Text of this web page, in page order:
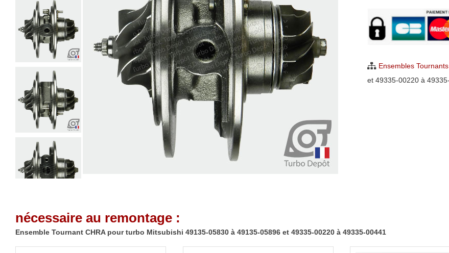
Tournant
CHRA
00441
Ensembles
et 49335-00220 à
nécessaire au remontage :
Ensemble Tournant CHRA pour turbo Mitsubishi 49135-05830 à 49135-05896 et 49335-00220 à 49335-00441